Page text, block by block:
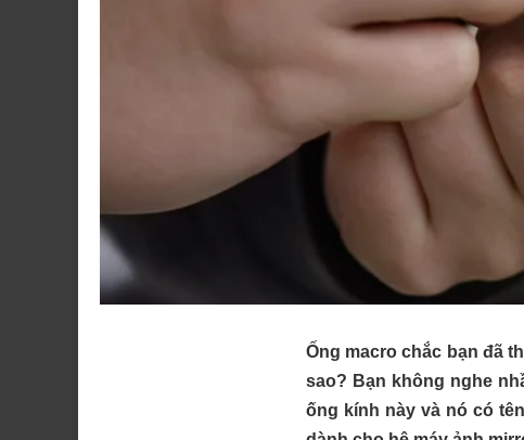
Ống macro chắc bạn đã
sao? Bạn không nghe
ống kính này và nó có